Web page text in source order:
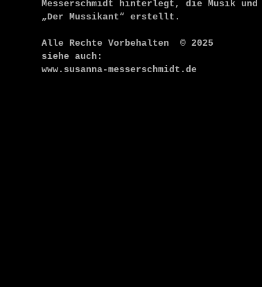
Messerschmidt hinterlegt, die Musik und
„Der Mussikant“ erstellt.
Alle Rechte Vorbehalten © 2025
siehe auch:
www.susanna-messerschmidt.de